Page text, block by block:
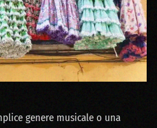
genere musicale o una